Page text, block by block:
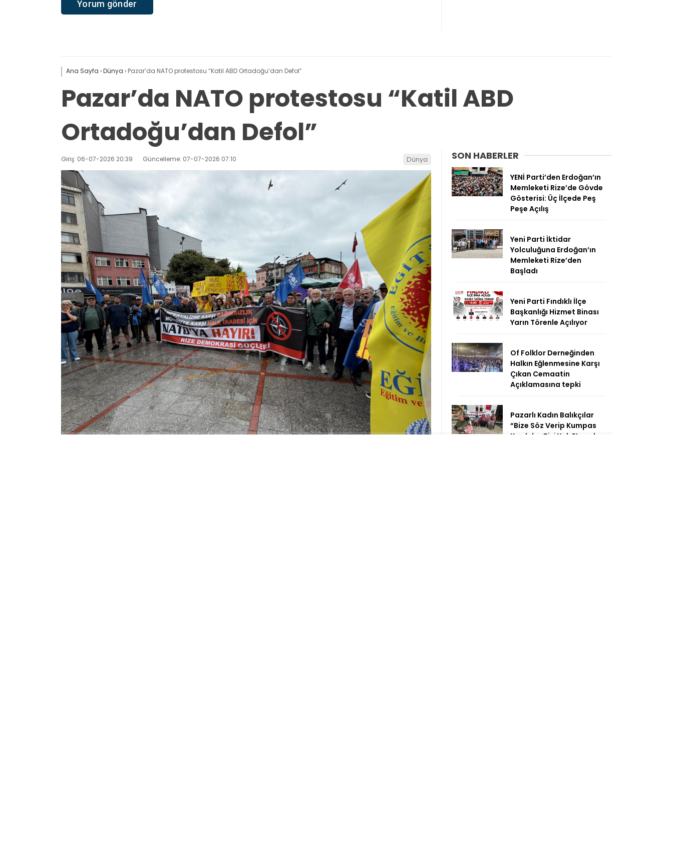
Ana Sayfa ›Dünya › Pazar’da NATO protestosu “Katil ABD Ortadoğu’dan Defol”
Pazar’da NATO protestosu “Katil ABD
Ortadoğu’dan Defol”
Giriş: 06-07-2026 20:39 Güncelleme: 07-07-2026 07:10 Dünya SON HABERLER
YENİ Parti’den Erdoğan’ın
Memleketi Rize’de Gövde
Gösterisi: Üç İlçede Peş
Peşe Açılış
Yeni Parti İktidar
Yolculuğuna Erdoğan’ın
Memleketi Rize’den
Başladı
Yeni Parti Fındıklı İlçe
Başkanlığı Hizmet Binası
Yarın Törenle Açılıyor
Of Folklor Derneğinden
Halkın Eğlenmesine Karşı
Çıkan Cemaatin
Açıklamasına tepki
Pazarlı Kadın Balıkçılar
“Bize Söz Verip Kumpas
Kurdular Bizi Yok Etmeden